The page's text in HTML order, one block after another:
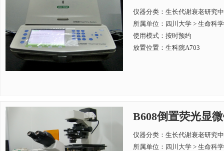
仪器分类：生长代谢衰老研究
所属单位： 四川大学 > 生命科
使用模式：按时预约
放置位置：生科院A703
B608倒置荧光显
仪器分类：生长代谢衰老研究
所属单位： 四川大学 > 生命科